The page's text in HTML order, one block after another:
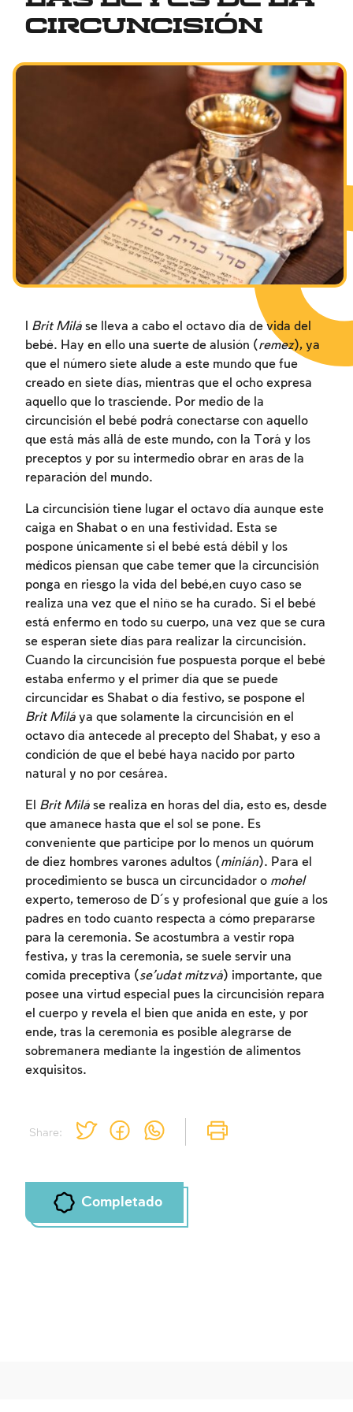
Entre el hombre y su Creador
circuncisión
Share:
Brit Milá se lleva a cabo el octavo día de vida del
bebé. Hay en ello una suerte de alusión (remez), ya
que el número siete alude a este mundo que fue
creado en siete días, mientras que el ocho expresa
aquello que lo trasciende. Por medio de la
circuncisión el bebé podrá conectarse con aquello
que está más allá de este mundo, con la Torá y los
preceptos y por su intermedio obrar en aras de la
reparación del mundo.
La circuncisión tiene lugar el octavo día aunque este
caiga en Shabat o en una festividad. Esta se
pospone únicamente si el bebé está débil y los
médicos piensan que cabe temer que la circuncisión
ponga en riesgo la vida del bebé,en cuyo caso se
realiza una vez que el niño se ha curado. Si el bebé
está enfermo en todo su cuerpo, una vez que se cura
se esperan siete días para realizar la circuncisión.
Cuando la circuncisión fue pospuesta porque el bebé
estaba enfermo y el primer día que se puede
circuncidar es Shabat o día festivo, se pospone el
Brit Milá ya que solamente la circuncisión en el
octavo día antecede al precepto del Shabat, y eso a
condición de que el bebé haya nacido por parto
natural y no por cesárea.
El Brit Milá se realiza en horas del día, esto es, desde
que amanece hasta que el sol se pone. Es
conveniente que participe por lo menos un quórum
de diez hombres varones adultos (minián). Para el
procedimiento se busca un circuncidador o mohel
experto, temeroso de D´s y profesional que guíe a los
padres en todo cuanto respecta a cómo prepararse
para la ceremonia. Se acostumbra a vestir ropa
festiva, y tras la ceremonia, se suele servir una
comida preceptiva (se’udat mitzvá) importante, que
posee una virtud especial pues la circuncisión repara
el cuerpo y revela el bien que anida en este, y por
ende, tras la ceremonia es posible alegrarse de
sobremanera mediante la ingestión de alimentos
exquisitos.
Completado